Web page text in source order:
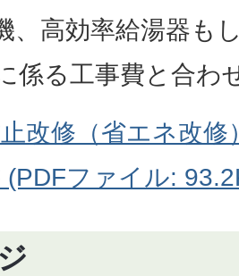
、高効率給湯器も
係る工事費と合わ
改修（省エネ改
(PDFファイル: